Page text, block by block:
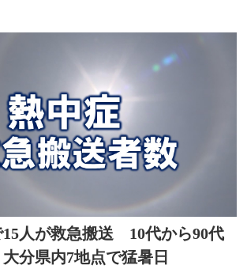
15人が救急搬送 10代から90代
分県内7地点で猛暑日